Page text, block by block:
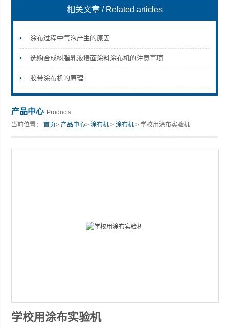
山东安尼麦特仪器有限公司
相关文章 / Related articles
涂布过程中气泡产生的原因
选购合成树脂乳液墙面涂料涂布机的注意事项
胶带涂布机的原理
产品中心 Products
当前位置：首页>产品中心>涂布机 >涂布机 > 学校用涂布实验机
学校用涂布实验机